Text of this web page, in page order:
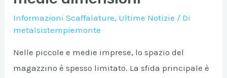
Informazioni Scaffalature, Ultime Notizie / Di
metalsistempiemonte
Nelle piccole e medie imprese, lo spazio del
magazzino è spesso limitato. La sfida principale è